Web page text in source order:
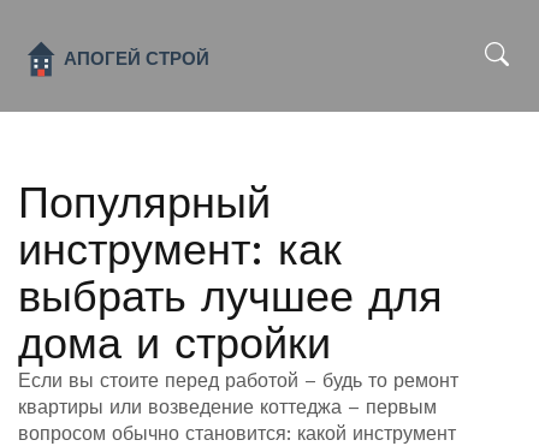
Популярный
инструмент: как
выбрать лучшее для
дома и стройки
Если вы стоите перед работой – будь то ремонт
квартиры или возведение коттеджа – первым
вопросом обычно становится: какой инструмент